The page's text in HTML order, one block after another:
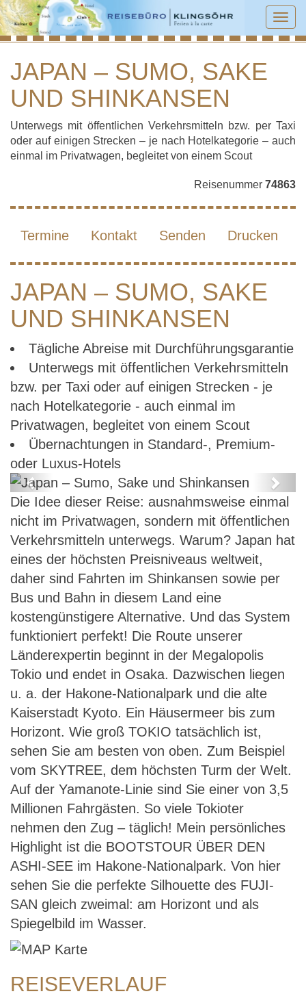
JAPAN – SUMO, SAKE UND
SHINKANSEN
JAPAN – SUMO, SAKE
UND SHINKANSEN
Unterwegs mit öffentlichen Verkehrsmitteln bzw. per Taxi
oder auf einigen Strecken – je nach Hotelkategorie – auch
einmal im Privatwagen, begleitet von einem Scout
Reisenummer 74863
Termine Kontakt Senden Drucken
JAPAN – SUMO, SAKE
UND SHINKANSEN
Tägliche Abreise mit Durchführungsgarantie
Unterwegs mit öffentlichen Verkehrsmitteln
bzw. per Taxi oder auf einigen Strecken - je
nach Hotelkategorie - auch einmal im
Privatwagen, begleitet von einem Scout
Übernachtungen in Standard-, Premium-
oder Luxus-Hotels
Japan – Sumo, Sake und
Shinkansen
Previous
Next
Die Idee dieser Reise: ausnahmsweise einmal
nicht im Privatwagen, sondern mit öffentlichen
Verkehrsmitteln unterwegs. Warum? Japan hat
eines der höchsten Preisniveaus weltweit,
daher sind Fahrten im Shinkansen sowie per
Bus und Bahn in diesem Land eine
kostengünstigere Alternative. Und das System
funktioniert perfekt! Die Route unserer
Länderexpertin beginnt in der Megalopolis
Tokio und endet in Osaka. Dazwischen liegen
u. a. der Hakone-Nationalpark und die alte
Kaiserstadt Kyoto. Ein Häusermeer bis zum
Horizont. Wie groß TOKIO tatsächlich ist,
sehen Sie am besten von oben. Zum Beispiel
vom SKYTREE, dem höchsten Turm der Welt.
Auf der Yamanote-Linie sind Sie einer von 3,5
Millionen Fahrgästen. So viele Tokioter
nehmen den Zug – täglich! Mein persönliches
Highlight ist die BOOTSTOUR ÜBER DEN
ASHI-SEE im Hakone-Nationalpark. Von hier
sehen Sie die perfekte Silhouette des FUJI-
SAN gleich zweimal: am Horizont und als
Spiegelbild im Wasser.
REISEVERLAUF